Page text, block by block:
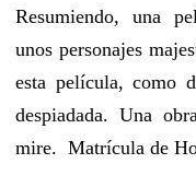
Resumiendo, una
unos personajes
esta película, como
despiadada. Una
mire. Matrícula de